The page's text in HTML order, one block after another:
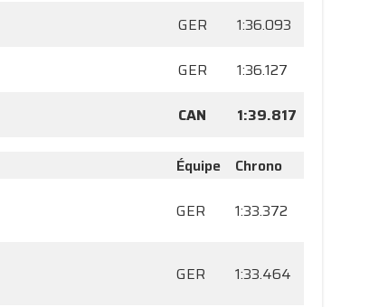
GER
1:36.093
GER
1:36.127
CAN 1:39.817
Équipe
Chrono
GER
1:33.372
GER
1:33.464